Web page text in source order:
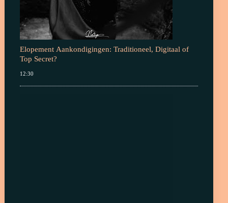
Elopement Aankondigingen: Traditioneel, Digitaal of
Top Secret?
12:30